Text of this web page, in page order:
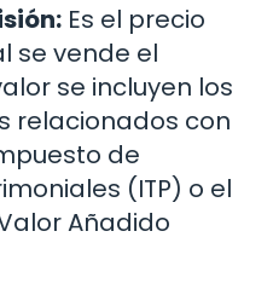
Es el precio
se vende el
se incluyen los
relacionados con
de
(ITP) o el
Añadido